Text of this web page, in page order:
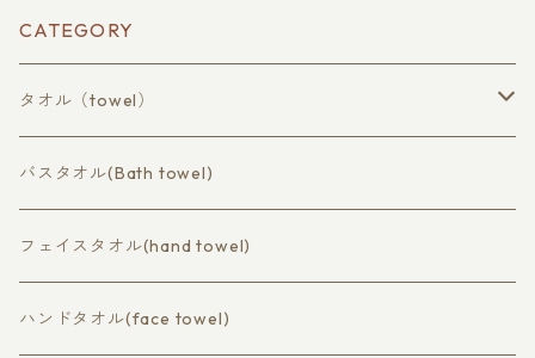
CATEGORY
タオル（towel）
コットン（cotton）
バスタオル（bath towel）
フェイスタオル（hand towel）
ラミーコットン（ramie cotton）
バスタオル（bath）
バスタオル(Bath towel)
フェイスタオル(hand towel)
ハンドタオル(face towel)